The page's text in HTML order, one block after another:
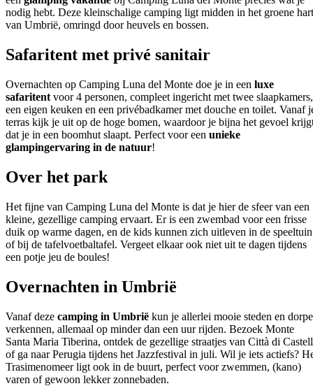
nodig hebt. Deze kleinschalige camping ligt midden in het groene hart
van Umbrië, omringd door heuvels en bossen.
Safaritent met privé sanitair
Overnachten op Camping Luna del Monte doe je in een luxe
safaritent voor 4 personen, compleet ingericht met twee slaapkamers,
een eigen keuken en een privébadkamer met douche en toilet. Vanaf
terras kijk je uit op de hoge bomen, waardoor je bijna het gevoel
dat je in een boomhut slaapt. Perfect voor een unieke
glampingervaring in de natuur!
Over het park
Het fijne van Camping Luna del Monte is dat je hier de sfeer van een
kleine, gezellige camping ervaart. Er is een zwembad voor een frisse
duik op warme dagen, en de kids kunnen zich uitleven in de speeltuin
of bij de tafelvoetbaltafel. Vergeet elkaar ook niet uit te dagen tijdens
een potje jeu de boules!
Overnachten in Umbrië
Vanaf deze camping in Umbrië kun je allerlei mooie steden en
verkennen, allemaal op minder dan een uur rijden. Bezoek Monte
Santa Maria Tiberina, ontdek de gezellige straatjes van Città di
of ga naar Perugia tijdens het Jazzfestival in juli. Wil je iets actiefs?
Trasimenomeer ligt ook in de buurt, perfect voor zwemmen, (kano)
varen of gewoon lekker zonnebaden.